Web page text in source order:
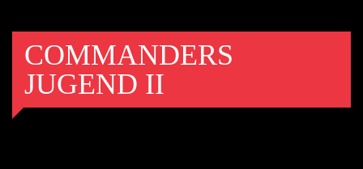
COMMANDERS
JUGEND II